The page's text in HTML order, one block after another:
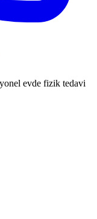
evde fizik tedavi